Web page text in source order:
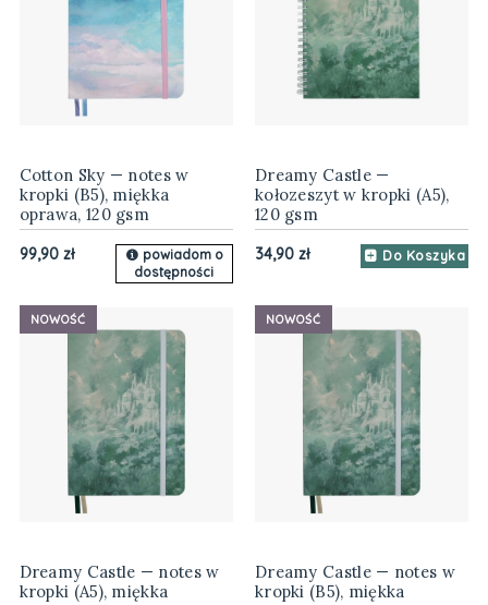
Cotton Sky — notes w
kropki (B5), miękka
oprawa, 120 gsm
99,90 zł
powiadom o
dostępności
Dreamy Castle —
kołozeszyt w kropki (A5),
120 gsm
34,90 zł Do Koszyka
Dreamy Castle — notes w
kropki (A5), miękka
NOWOŚĆ
Dreamy Castle — notes w
kropki (B5), miękka
NOWOŚĆ